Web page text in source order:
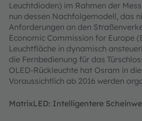
Leuchtdioden) im Rahmen der
nun dessen Nachfolgemodell, das
Anforderungen an den
Economic Commission for Europe
Leuchtfläche in dynamisch
die Fernbedienung für das
OLED-Rückleuchte hat Osram in
Voraussichtlich ab 2016 werden
MatrixLED: Intelligentere